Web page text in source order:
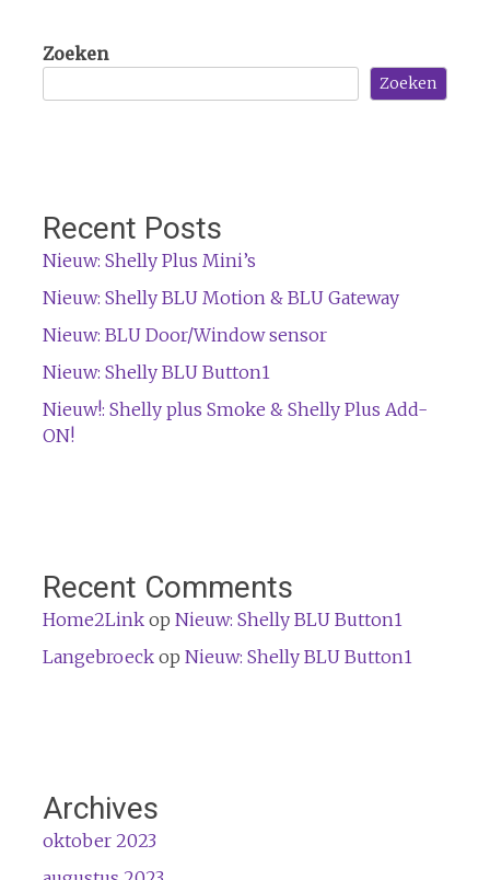
Zoeken
Zoeken
Recent Posts
Nieuw: Shelly Plus Mini’s
Nieuw: Shelly BLU Motion & BLU Gateway
Nieuw: BLU Door/Window sensor
Nieuw: Shelly BLU Button1
Nieuw!: Shelly plus Smoke & Shelly Plus Add-
ON!
Recent Comments
Home2Linkop Nieuw: Shelly BLU Button1
Langebroeckop Nieuw: Shelly BLU Button1
Archives
oktober 2023